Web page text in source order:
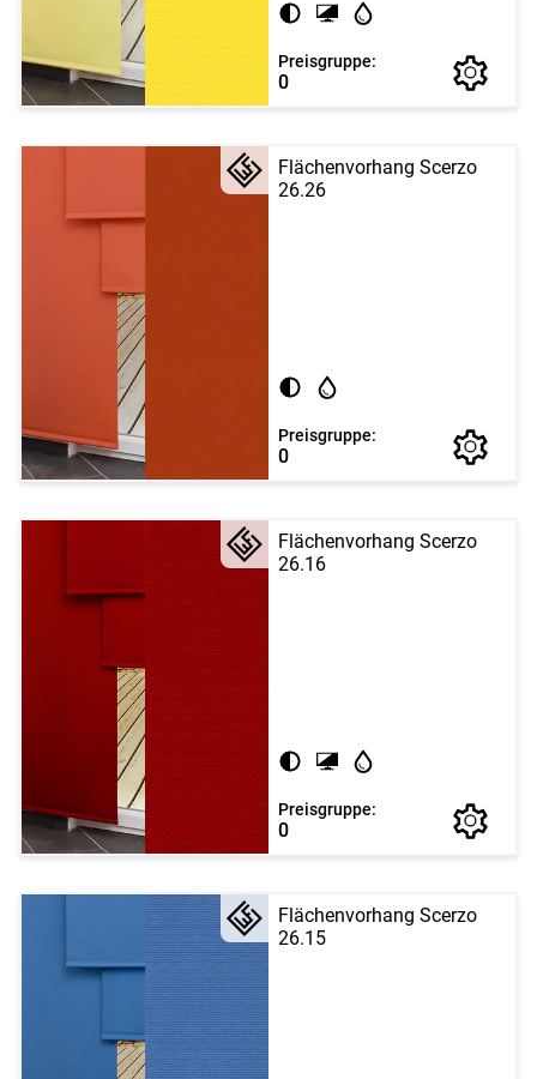
Preisgruppe:
0
Flächenvorhang Scerzo
26.26
Preisgruppe:
0
Flächenvorhang Scerzo
26.16
Preisgruppe:
0
Flächenvorhang Scerzo
26.15